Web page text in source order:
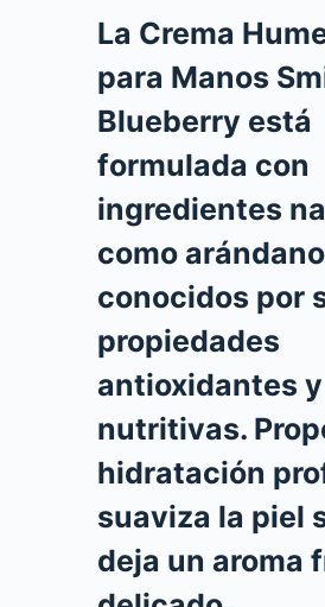
La Crema
para Manos
Blueberry está
formulada con
ingredientes
como
conocidos por
propiedades
antioxidantes y
nutritivas.
hidratación
suaviza la piel
deja un aroma